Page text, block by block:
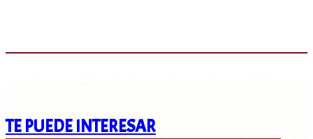
TE PUEDE INTERESAR